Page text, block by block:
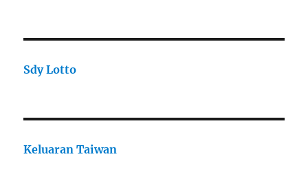
Sdy Lotto
Keluaran Taiwan